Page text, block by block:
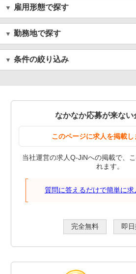
雇用形態で探す
勤務地で探す
条件の絞り込み
なかなか応募が来ない
このページに求人を掲載し
当社運営の求人Q-JiNへの掲載で、
れます。
質問に答えるだけで簡単に
完全無料 即